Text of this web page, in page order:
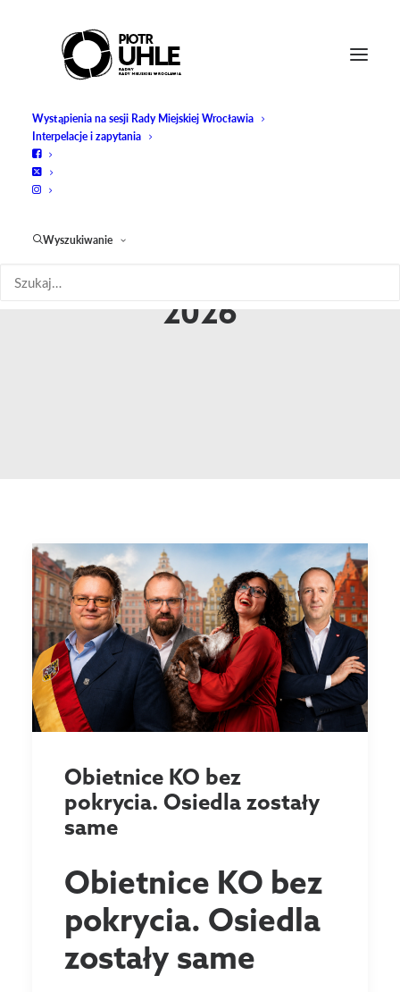
Wystąpienia na sesji Rady Miejskiej Wrocławia
Interpelacje i zapytania
Wyszukiwanie
2026
Obietnice KO bez
pokrycia. Osiedla zostały
same
Obietnice KO bez
pokrycia. Osiedla
zostały same